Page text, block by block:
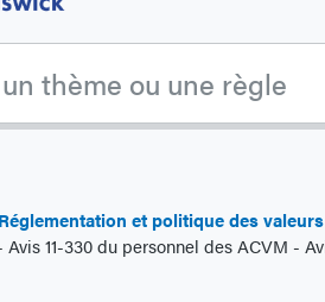
Réglementation et politique des
Avis 11-330 du personnel des ACVM -